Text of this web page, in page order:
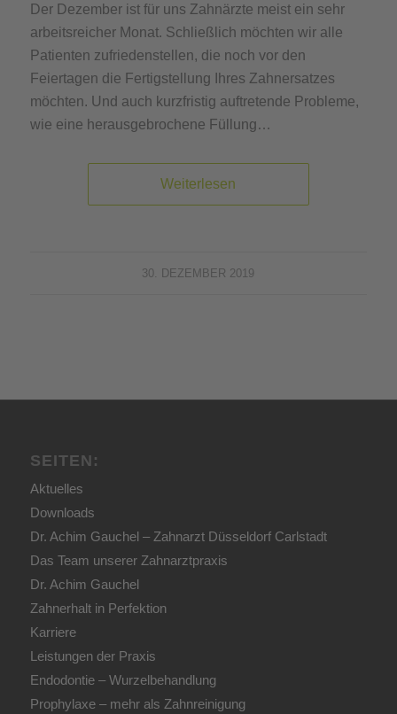
Der Dezember ist für uns Zahnärzte meist ein sehr
arbeitsreicher Monat. Schließlich möchten wir alle
Patienten zufriedenstellen, die noch vor den
Feiertagen die Fertigstellung Ihres Zahnersatzes
möchten. Und auch kurzfristig auftretende Probleme,
wie eine herausgebrochene Füllung…
Weiterlesen
30. DEZEMBER 2019
SEITEN:
Aktuelles
Downloads
Dr. Achim Gauchel – Zahnarzt Düsseldorf Carlstadt
Das Team unserer Zahnarztpraxis
Dr. Achim Gauchel
Zahnerhalt in Perfektion
Karriere
Leistungen der Praxis
Endodontie – Wurzelbehandlung
Prophylaxe – mehr als Zahnreinigung